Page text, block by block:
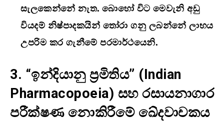
සැලකෙන්නේ නැත. බොහෝ විට මෙවැනි අඩු
වියදම් නිෂ්පාදකයින් තෝරා ගනු ලබන්නේ ලාභය
උපරිම කර ගැනීමේ පරමාර්ථයෙනි.
3. “ඉන්දියානු ප්‍රමිතිය” (Indian
Pharmacopoeia) සහ රසායනාගාර
පරීක්ෂණ නොකිරීමේ ඛේදවාචකය